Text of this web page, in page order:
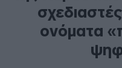
ονόματα